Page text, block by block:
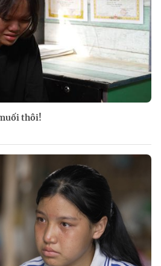
thôi!